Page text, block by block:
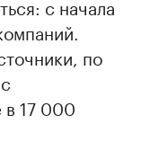
с начала
по
в 17 000